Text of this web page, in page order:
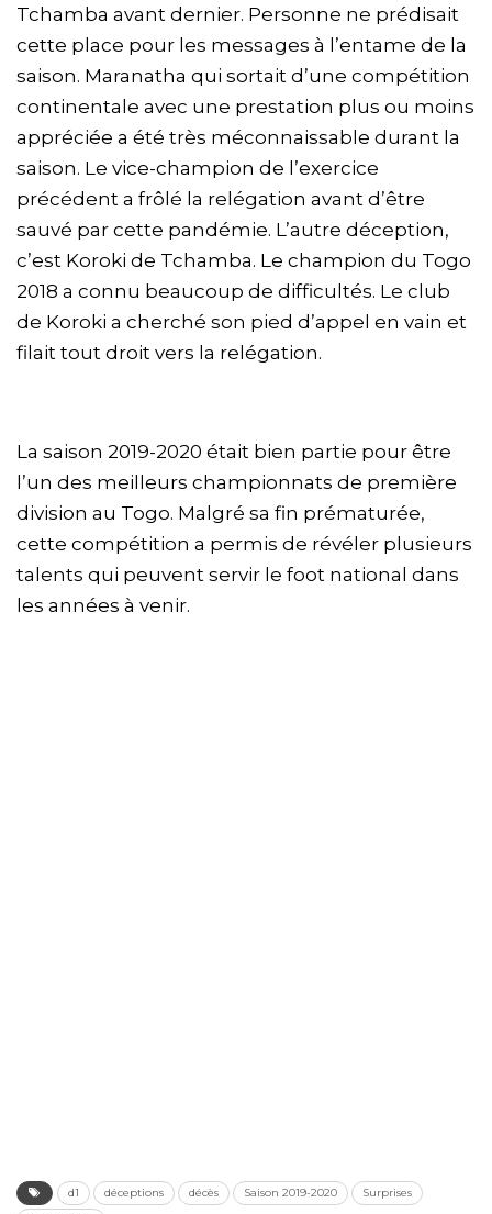
Tchamba avant dernier. Personne ne prédisait
cette place pour les messages à l’entame de la
saison. Maranatha qui sortait d’une compétition
continentale avec une prestation plus ou moins
appréciée a été très méconnaissable durant la
saison. Le vice-champion de l’exercice
précédent a frôlé la relégation avant d’être
sauvé par cette pandémie. L’autre déception,
c’est Koroki de Tchamba. Le champion du Togo
2018 a connu beaucoup de difficultés. Le club
de Koroki a cherché son pied d’appel en vain et
filait tout droit vers la relégation.
La saison 2019-2020 était bien partie pour être
l’un des meilleurs championnats de première
division au Togo. Malgré sa fin prématurée,
cette compétition a permis de révéler plusieurs
talents qui peuvent servir le foot national dans
les années à venir.
d1 déceptions décès Saison 2019-2020
Surprises